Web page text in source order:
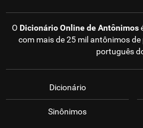
O Dicionário Online de Antônimos
com mais de 25 mil antônimos
português
Dicionário
Sinônimos